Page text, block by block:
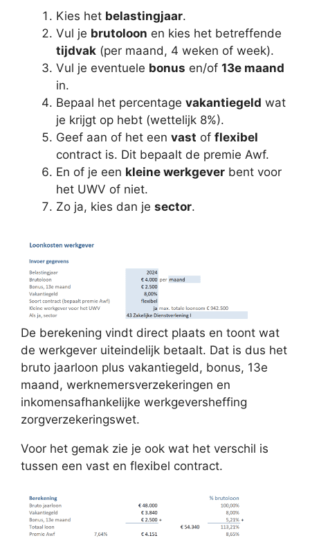
Kies het belastingjaar.
Vul je brutoloon en kies het betreffende
tijdvak (per maand, 4 weken of week).
Vul je eventuele bonus en/of 13e maand
in.
Bepaal het percentage vakantiegeld wat
je krijgt op hebt (wettelijk 8%).
Geef aan of het een vast of flexibel
contract is. Dit bepaalt de premie Awf.
En of je een kleine werkgever bent voor
het UWV of niet.
Zo ja, kies dan je sector.
De berekening vindt direct plaats en toont wat
de werkgever uiteindelijk betaalt. Dat is dus het
bruto jaarloon plus vakantiegeld, bonus, 13e
maand, werknemersverzekeringen en
inkomensafhankelijke werkgeversheffing
zorgverzekeringswet.
Voor het gemak zie je ook wat het verschil is
tussen een vast en flexibel contract.